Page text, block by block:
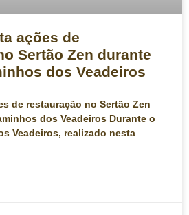
ações de
Sertão Zen durante
dos Veadeiros
de restauração no Sertão Zen
dos Veadeiros Durante o
Veadeiros, realizado nesta